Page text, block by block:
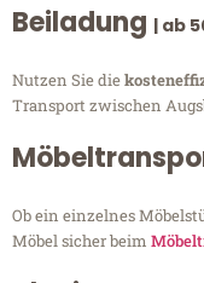
Beiladung | ab
Nutzen Sie die
Transport zwischen
Ob ein einzelnes
Möbel sicher beim